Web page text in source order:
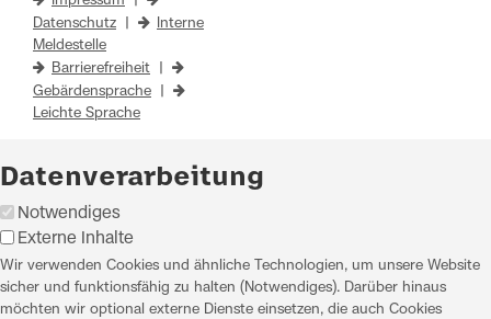
Datenschutz
Interne
Meldestelle
Barrierefreiheit
Gebärdensprache
Leichte Sprache
Datenverarbeitung
Notwendiges
Externe Inhalte
Wir verwenden Cookies und ähnliche Technologien, um unsere Website
sicher und funktionsfähig zu halten (Notwendiges). Darüber hinaus
möchten wir optional externe Dienste einsetzen, die auch Cookies